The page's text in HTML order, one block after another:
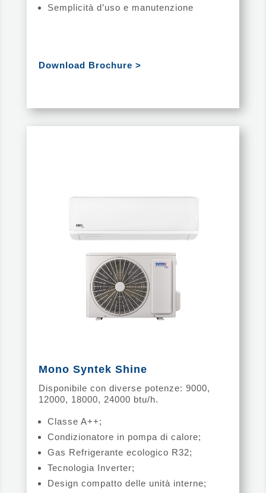
Semplicità d’uso e manutenzione
Download Brochure >
Mono Syntek Shine
Disponibile con diverse potenze: 9000,
12000, 18000, 24000 btu/h.
Classe A++;
Condizionatore in pompa di calore;
Gas Refrigerante ecologico R32;
Tecnologia Inverter;
Design compatto delle unità interne;